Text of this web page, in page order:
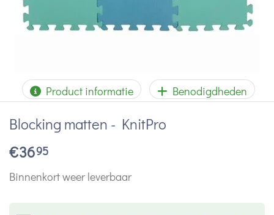
Product informatie Benodigdheden
Blocking matten - KnitPro
€3695
Binnenkort weer leverbaar